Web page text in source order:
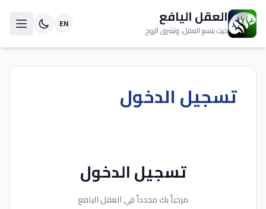
العقل اليافع
حيث يتسع العقل، وتشرق الروح EN
تسجيل الدخول
تسجيل الدخول
مرحباً بك مجدداً في العقل اليافع